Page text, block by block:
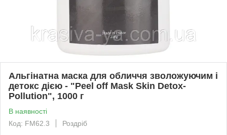
Альгінатна маска для обличчя зволожуючим і
детокс дією - "Peel off Mask Skin Detox-
Pollution", 1000 г
В наявності
Код: FM62.3
Роздріб